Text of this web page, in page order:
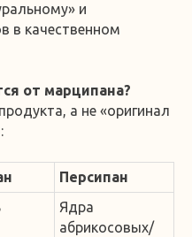
и
в качественном
от марципана?
а не «оригинал
Персипан
Ядра
абрикосовых/